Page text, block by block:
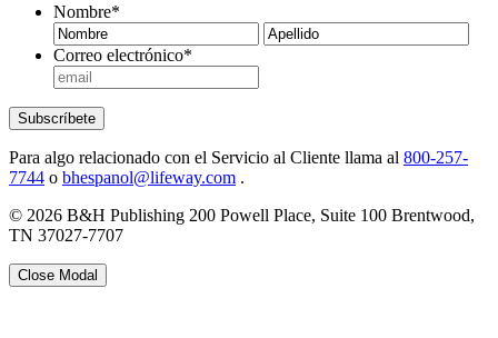
Nombre*
Nombre
Correo electrónico*
Subscríbete
Para algo relacionado con el Servicio al Cliente llama al 800-257-
7744 o bhespanol@lifeway.com .
© 2026 B&H Publishing 200 Powell Place, Suite 100 Brentwood,
TN 37027-7707
Close Modal